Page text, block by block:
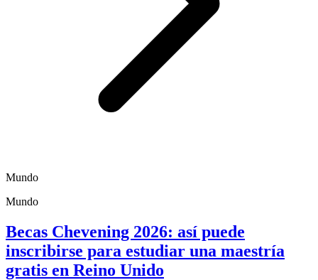
Mundo
Mundo
Becas Chevening 2026: así puede
inscribirse para estudiar una maestría
gratis en Reino Unido